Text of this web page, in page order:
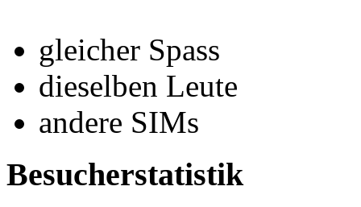
gleicher Spass
dieselben Leute
andere SIMs
Besucherstatistik